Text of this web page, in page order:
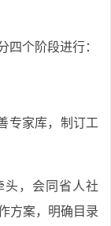
四个阶段进行：
专家库，制订工
头，会同省人社
方案，明确目录